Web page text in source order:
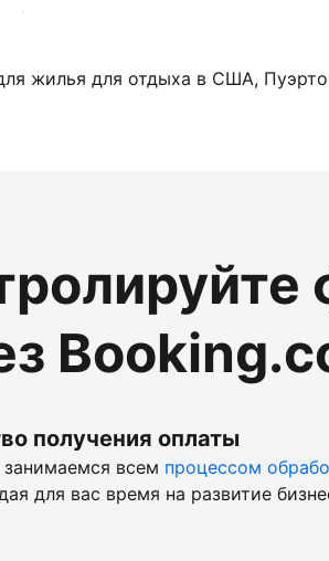
объект
жилья для отдыха в США,
получения оплаты
всем процессом
для вас время на развитие